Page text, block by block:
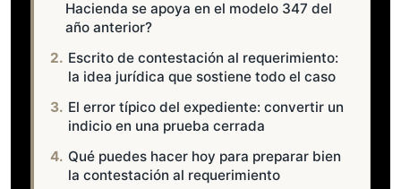
Hacienda se apoya en el modelo 347 del
año anterior?
Escrito de contestación al requerimiento:
la idea jurídica que sostiene todo el caso
El error típico del expediente: convertir un
indicio en una prueba cerrada
Qué puedes hacer hoy para preparar bien
la contestación al requerimiento